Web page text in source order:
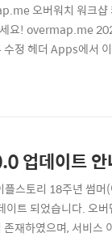
오버워치 워크샵
요! overmap.me
수정 헤더 Apps에서
누락 오류 수정 카카
업데이트 안
스토리 18주년 썸머(
이트 되었습니다. 오
존재하였으며, 서비스